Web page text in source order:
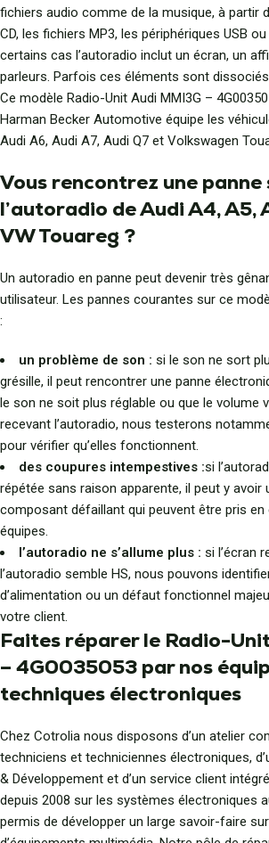
fichiers audio comme de la musique, à partir
CD, les fichiers MP3, les périphériques USB
certains cas l’autoradio inclut un écran, un
parleurs. Parfois ces éléments sont
Ce modèle Radio-Unit Audi MMI3G –
Harman Becker Automotive équipe les
Audi A6, Audi A7, Audi Q7 et Volkswagen
Vous rencontrez une panne
l’autoradio de Audi A4, A5,
VW Touareg ?
Un autoradio en panne peut devenir très
utilisateur. Les pannes courantes sur ce
:
un problème de son : si le son ne sort
grésille, il peut rencontrer une panne
le son ne soit plus réglable ou que le volume
recevant l’autoradio, nous testerons
pour vérifier qu’elles fonctionnent.
des coupures intempestives :si
répétée sans raison apparente, il peut y
composant défaillant qui peuvent être pris en
équipes.
l’autoradio ne s’allume plus : si l’écran
l’autoradio semble HS, nous pouvons
d’alimentation ou un défaut fonctionnel
votre client.
Faites réparer le Radio-
– 4G0035053 par nos
techniques électroniques
Chez Cotrolia nous disposons d’un atelier
techniciens et techniciennes électroniques,
& Développement et d’un service client
depuis 2008 sur les systèmes électroniques
permis de développer un large savoir-faire